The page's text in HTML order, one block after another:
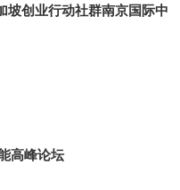
坡创业行动社群南京国际中
高峰论坛